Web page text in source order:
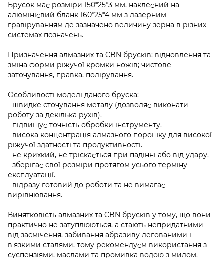
Брусок має розміри 150*25*3 мм, наклеєний на
алюмінієвий бланк 160*25*4 мм з лазерним
гравіруванням де зазначено величину зерна в різних
системах позначень.
Призначення алмазних та CBN брусків: відновлення та
зміна форми ріжучої кромки ножів; чистове
заточування, правка, полірування.
Особливості моделі даного бруска:
- швидке сточування металу (дозволяє виконати
роботу за декілька рухів).
- підвищує точність обробки інструменту.
- висока концентрація алмазного порошку для високої
ріжучої здатності та продуктивності.
- не крихкий, не тріскається при падінні або від удару.
- зберігає свої розміри протягом усього терміну
експлуатації.
- відразу готовий до роботи та не вимагає
вирівнювання.
Винятковість алмазних та CBN брусків у тому, що вони
практично не затуплюються, а стають непридатними
від засмічення, забивання абразиву легованими і
в'язкими сталями, тому рекомендуєм використання з
суспензіями, маслами та промивка водою з милом.